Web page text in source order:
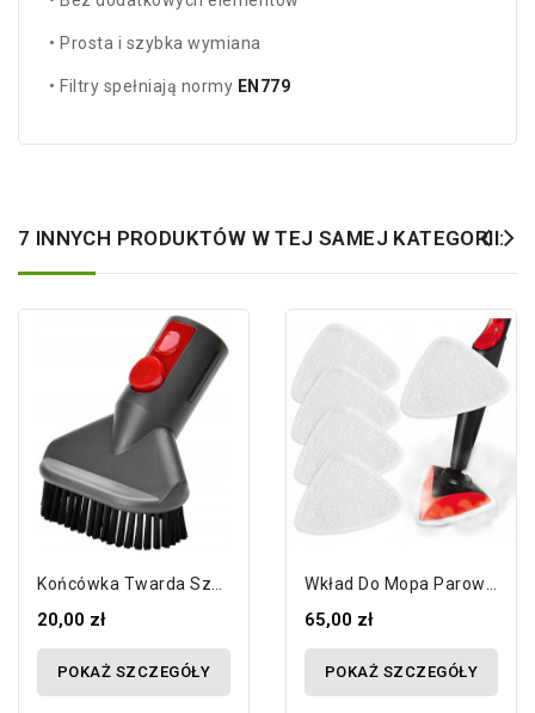
• Prosta i szybka wymiana
• Filtry spełniają normy EN779
7 INNYCH PRODUKTÓW W TEJ SAMEJ KATEGORII:
20,00 zł
POKAŻ SZCZEGÓŁY
65,00 zł
POKAŻ SZCZEGÓŁY